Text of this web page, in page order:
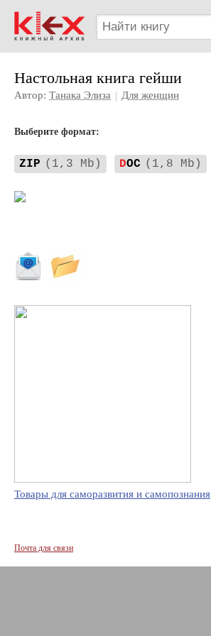
Настольная книга гейши
Автор: Танака Элиза | Для женщин
Выберите формат:
ZIP (1,3 Mb) DOC (1,8 Mb)
Товары для саморазвития и самопознания
Почта для связи